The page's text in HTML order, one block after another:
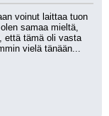
voinut laittaa tuon
samaa mieltä,
että tämä oli vasta
vielä tänään...